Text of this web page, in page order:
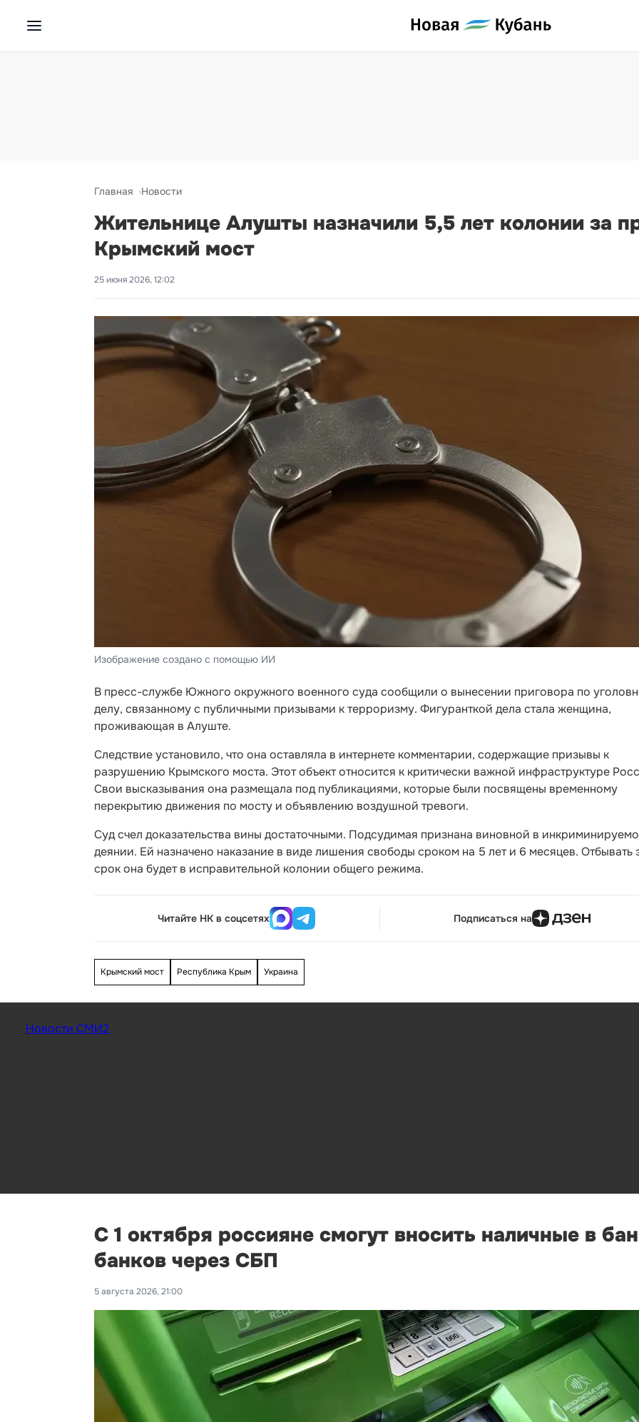
Главная Новости
Жительнице Алушты назначили 5,5 лет колонии за
Крымский мост
25 июня 2026, 12:02
Изображение создано с помощью ИИ
В пресс-службе Южного окружного военного суда сообщили о вынесении приговора по
делу, связанному с публичными призывами к терроризму. Фигуранткой дела стала женщина,
проживающая в Алуште.
Следствие установило, что она оставляла в интернете комментарии, содержащие призывы к
разрушению Крымского моста. Этот объект относится к критически важной инфраструктуре
Свои высказывания она размещала под публикациями, которые были посвящены временному
перекрытию движения по мосту и объявлению воздушной тревоги.
Суд счел доказательства вины достаточными. Подсудимая признана виновной в
деянии. Ей назначено наказание в виде лишения свободы сроком на 5 лет и 6 месяцев. Отбывать
срок она будет в исправительной колонии общего режима.
Читайте НК в соцсетях Подписаться на
Крымский мост Республика Крым Украина
Новости СМИ2
С 1 октября россияне смогут вносить наличные в
банков через СБП
5 августа 2026, 21:00